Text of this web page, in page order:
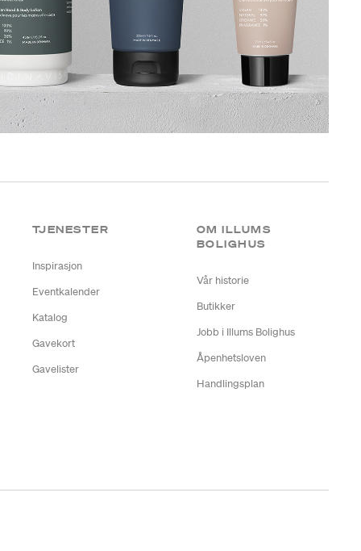
TJENESTER
Inspirasjon
Eventkalender
Katalog
Gavekort
Gavelister
OM ILLUMS
BOLIGHUS
Vår historie
Butikker
Jobb i Illums Bolighus
Åpenhetsloven
Handlingsplan